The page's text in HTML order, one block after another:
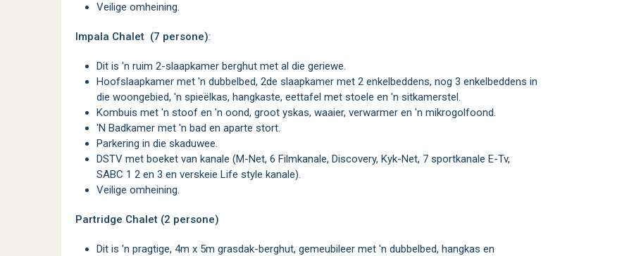
Veilige omheining.
Impala Chalet (7 persone):
Dit is 'n ruim 2-slaapkamer berghut met al die geriewe.
Hoofslaapkamer met 'n dubbelbed, 2de slaapkamer met 2 enkelbeddens, nog 3 enkelbeddens in
die woongebied, 'n spieëlkas, hangkaste, eettafel met stoele en 'n sitkamerstel.
Kombuis met 'n stoof en 'n oond, groot yskas, waaier, verwarmer en 'n mikrogolfoond.
'n Badkamer met 'n bad en aparte stort.
Parkering in die skaduwee.
DSTV met boeket van kanale (M-Net, 6 Filmkanale, Discovery, Kyk-Net, 7 sportkanale E-Tv,
SABC 1 2 en 3 en verskeie Life style kanale).
Veilige omheining.
Partridge Chalet (2 persone)
Dit is 'n pragtige, 4m x 5m grasdak-berghut, gemeubileer met 'n dubbelbed, hangkas en